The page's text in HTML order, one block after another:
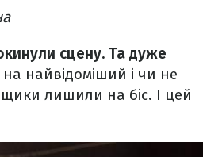
сцену. Та дуже
найвідоміший і чи не
лишили на біс. І цей